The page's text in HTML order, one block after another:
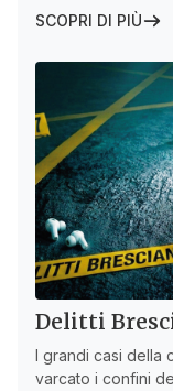
SCOPRI DI PIÙ
Delitti
I grandi casi della
varcato i confini